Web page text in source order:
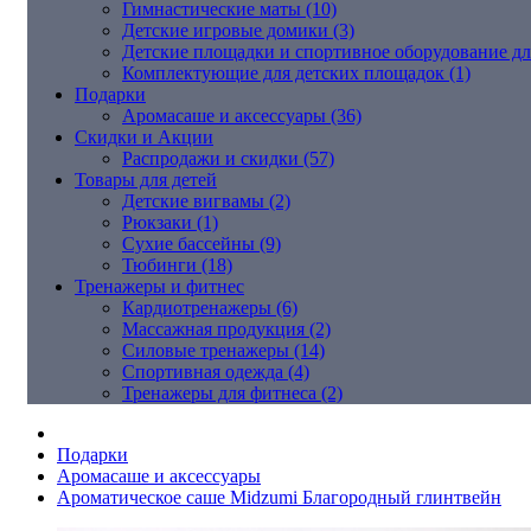
Гимнастические маты (10)
Детские игровые домики (3)
Детские площадки и спортивное оборудование
Комплектующие для детских площадок (1)
Подарки
Аромасаше и аксессуары (36)
Скидки и Акции
Распродажи и скидки (57)
Товары для детей
Детские вигвамы (2)
Рюкзаки (1)
Сухие бассейны (9)
Тюбинги (18)
Тренажеры и фитнес
Кардиотренажеры (6)
Массажная продукция (2)
Силовые тренажеры (14)
Спортивная одежда (4)
Тренажеры для фитнеса (2)
Подарки
Аромасаше и аксессуары
Ароматическое саше Midzumi Благородный глинтвейн